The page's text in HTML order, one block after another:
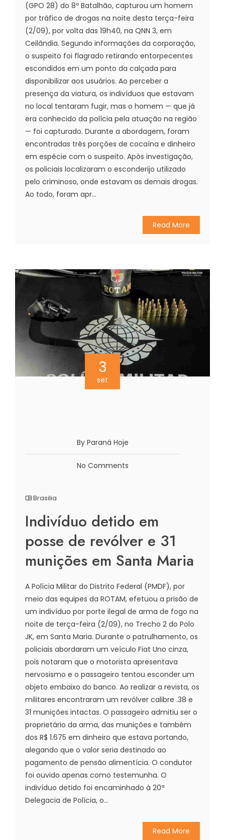
(GPO 28) do 8º Batalhão, capturou um homem
por tráfico de drogas na noite desta terça-feira
(2/09), por volta das 19h40, na QNN 3, em
Ceilândia. Segundo informações da corporação,
o suspeito foi flagrado retirando entorpecentes
escondidos em um ponto da calçada para
disponibilizar aos usuários. Ao perceber a
presença da viatura, os indivíduos que estavam
no local tentaram fugir, mas o homem — que já
era conhecido da polícia pela atuação na região
— foi capturado. Durante a abordagem, foram
encontradas três porções de cocaína e dinheiro
em espécie com o suspeito. Após investigação,
os policiais localizaram o esconderijo utilizado
pelo criminoso, onde estavam as demais drogas.
Ao todo, foram apr...
Read More
3
set
By Paraná Hoje
No Comments
Brasilia
Indivíduo detido em
posse de revólver e 31
munições em Santa Maria
A Polícia Militar do Distrito Federal (PMDF), por
meio das equipes da ROTAM, efetuou a prisão de
um indivíduo por porte ilegal de arma de fogo na
noite de terça-feira (2/09), no Trecho 2 do Polo
JK, em Santa Maria. Durante o patrulhamento, os
policiais abordaram um veículo Fiat Uno cinza,
pois notaram que o motorista apresentava
nervosismo e o passageiro tentou esconder um
objeto embaixo do banco. Ao realizar a revista, os
militares encontraram um revólver calibre .38 e
31 munições intactas. O passageiro admitiu ser o
proprietário da arma, das munições e também
dos R$ 1.675 em dinheiro que estava portando,
alegando que o valor seria destinado ao
pagamento de pensão alimentícia. O condutor
foi ouvido apenas como testemunha. O
indivíduo detido foi encaminhado à 20ª
Delegacia de Polícia, o...
Read More